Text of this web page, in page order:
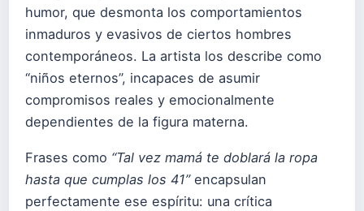
humor, que desmonta los comportamientos
inmaduros y evasivos de ciertos hombres
contemporáneos. La artista los describe como
“niños eternos”, incapaces de asumir
compromisos reales y emocionalmente
dependientes de la figura materna.
Frases como “Tal vez mamá te doblará la ropa
hasta que cumplas los 41”encapsulan
perfectamente ese espíritu: una crítica